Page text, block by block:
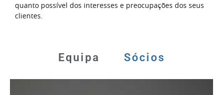
quanto possível dos interesses e preocupações dos seus
clientes.
Equipa Sócios